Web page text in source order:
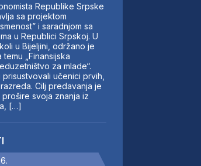
Republike Srpske
sa projektom
i saradnjom sa
u Republici Srpskoj. U
u Bijeljini, održano je
„Finansijska
za mlade“.
učenici prvih,
Cilj predavanja je
svoja znanja iz
[…]